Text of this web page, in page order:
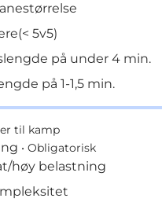
5v5)
på under 4 min.
på 1-1,5 min.
til kamp
• Obligatorisk
høy belastning